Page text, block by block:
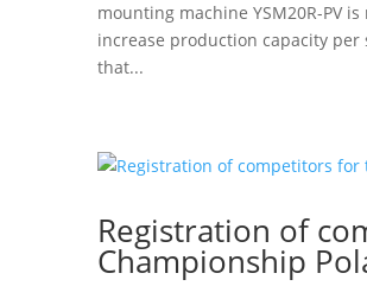
mounting machine YSM20R-PV
increase production capacity
that...
Registration of
Championship